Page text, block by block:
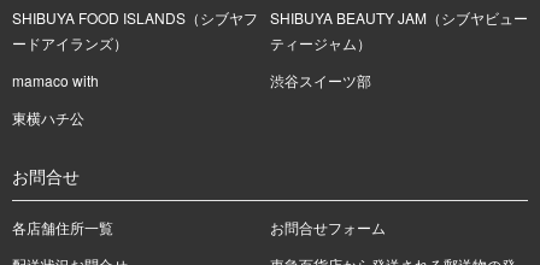
SHIBUYA FOOD ISLANDS（シブヤフ
ードアイランズ）
SHIBUYA BEAUTY JAM（シブヤビュー
ティージャム）
mamaco with
渋谷スイーツ部
東横ハチ公
お問合せ
各店舗住所一覧
お問合せフォーム